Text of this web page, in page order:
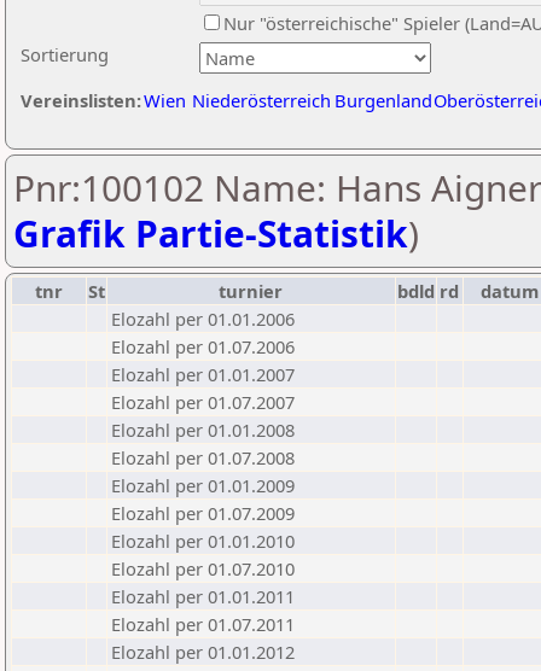
Sortierung
Nur "österreichische" Spieler
Vereinslisten:Wien Niederösterreich Burgenland
Pnr:100102 Name: Hans
Grafik Partie-Statistik)
tnr St turnier bdld rd
datum
Elozahl per 01.01.2006
Elozahl per 01.07.2006
Elozahl per 01.01.2007
Elozahl per 01.07.2007
Elozahl per 01.01.2008
Elozahl per 01.07.2008
Elozahl per 01.01.2009
Elozahl per 01.07.2009
Elozahl per 01.01.2010
Elozahl per 01.07.2010
Elozahl per 01.01.2011
Elozahl per 01.07.2011
Elozahl per 01.01.2012